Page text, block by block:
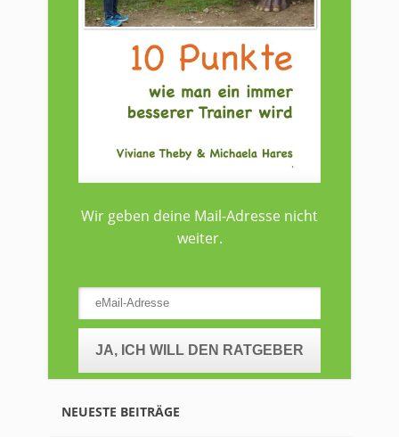
Wir geben deine Mail-Adresse nicht
weiter.
NEUESTE BEITRÄGE